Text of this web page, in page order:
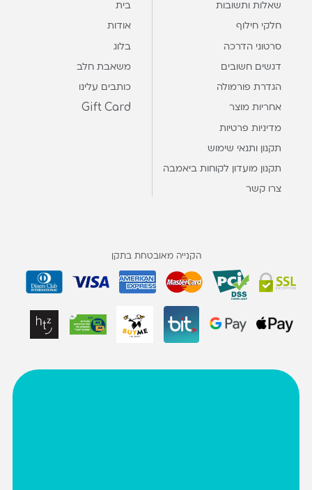
שאלות ותשובות
חלקי חילוף
סרטוני הדרכה
דגשים חשובים
הגדרת פורמולה
אחריות מוצר
מדיניות פרטיות
תקנון ותנאי שימוש
תקנון מועדון לקוחות ביאמבה
צרו קשר
בית
אודות
בלוג
משאבת חלב
כותבים עלינו
Gift Card
הקנייה מאובטחת בתקן